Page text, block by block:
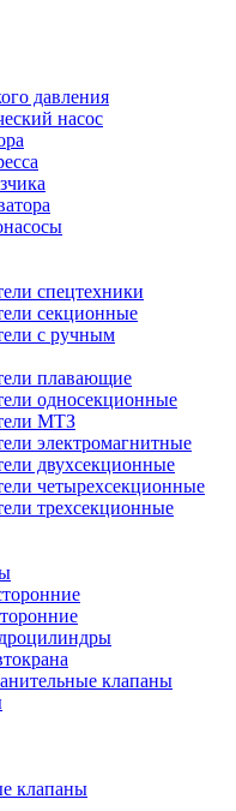
давления
насос
спецтехники
секционные
с ручным
плавающие
односекционные
МТЗ
электромагнитные
двухсекционные
четырехсекционные
трехсекционные
клапаны
клапаны